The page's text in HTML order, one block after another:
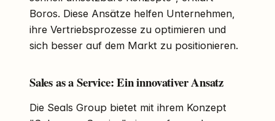
Boros. Diese Ansätze helfen Unternehmen,
ihre Vertriebsprozesse zu optimieren und
sich besser auf dem Markt zu positionieren.
Sales as a Service: Ein innovativer Ansatz
Die Seals Group bietet mit ihrem Konzept